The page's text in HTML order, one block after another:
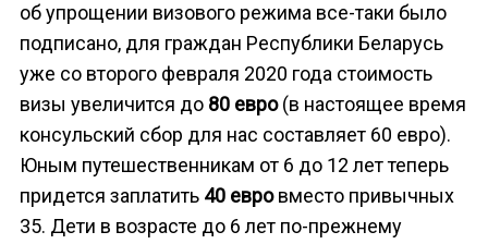
об упрощении визового режима все-таки было
подписано, для граждан Республики Беларусь
уже со второго февраля 2020 года стоимость
визы увеличится до 80 евро(в настоящее время
консульский сбор для нас составляет 60 евро).
Юным путешественникам от 6 до 12 лет теперь
придется заплатить 40 евровместо привычных
35. Дети в возрасте до 6 лет по-прежнему